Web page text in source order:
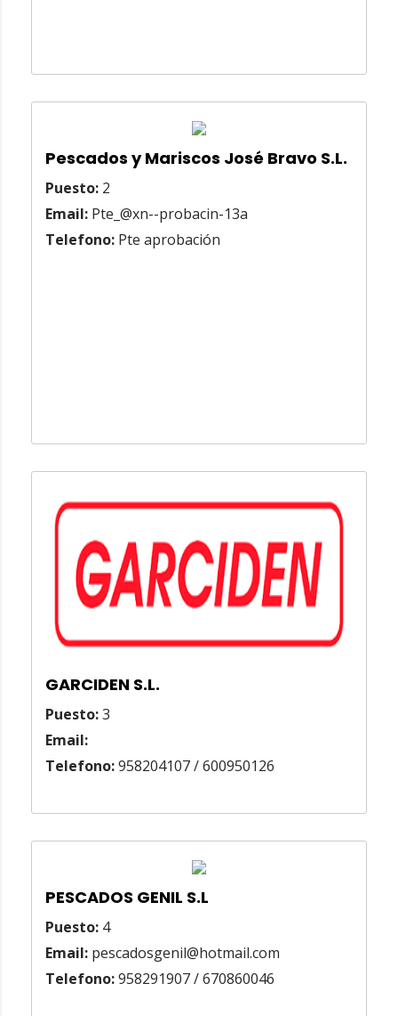
Pescados y Mariscos José Bravo S.L.
Puesto: 2
Email: Pte_@xn--probacin-13a
Telefono: Pte aprobación
GARCIDEN S.L.
Puesto:3
Email:
Telefono:958204107 / 600950126
PESCADOS GENIL S.L
Puesto: 4
Email: pescadosgenil@hotmail.com
Telefono:958291907 / 670860046